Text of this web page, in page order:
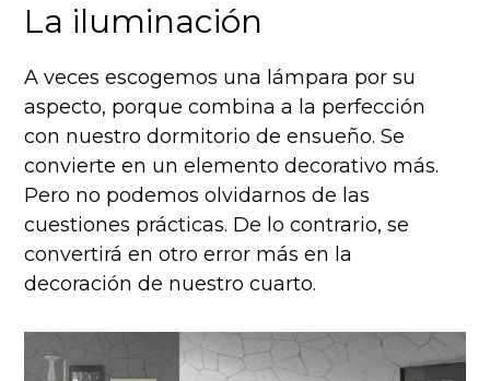
La iluminación
A veces escogemos una lámpara por su
aspecto, porque combina a la perfección
con nuestro dormitorio de ensueño. Se
convierte en un elemento decorativo más.
Pero no podemos olvidarnos de las
cuestiones prácticas. De lo contrario, se
convertirá en otro error más en la
decoración de nuestro cuarto.